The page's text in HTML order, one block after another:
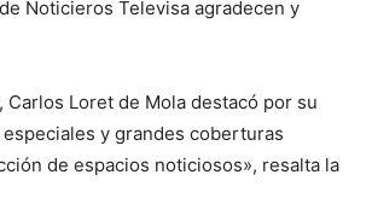
Noticieros Televisa agradecen y
Loret de Mola destacó por su
y grandes coberturas
de espacios noticiosos», resalta la